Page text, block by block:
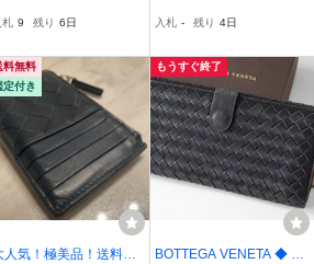
ブラック レディース★
札 9 残り 6日
コンパクトウォレット 本
入札 - 残り 4日
料無料
定付き
人気！極美品！送料込
もうすぐ終了
BOTTEGA VENETA ◆ イ